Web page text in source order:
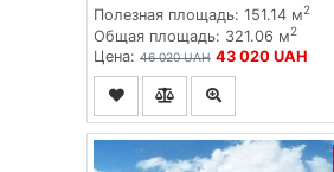
Полезная площадь: 151.14 м2
Общая площадь: 321.06 м2
Цена: 46 020 UAH 43 020 UAH